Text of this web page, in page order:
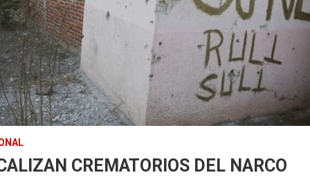
CREMATORIOS DEL NARCO